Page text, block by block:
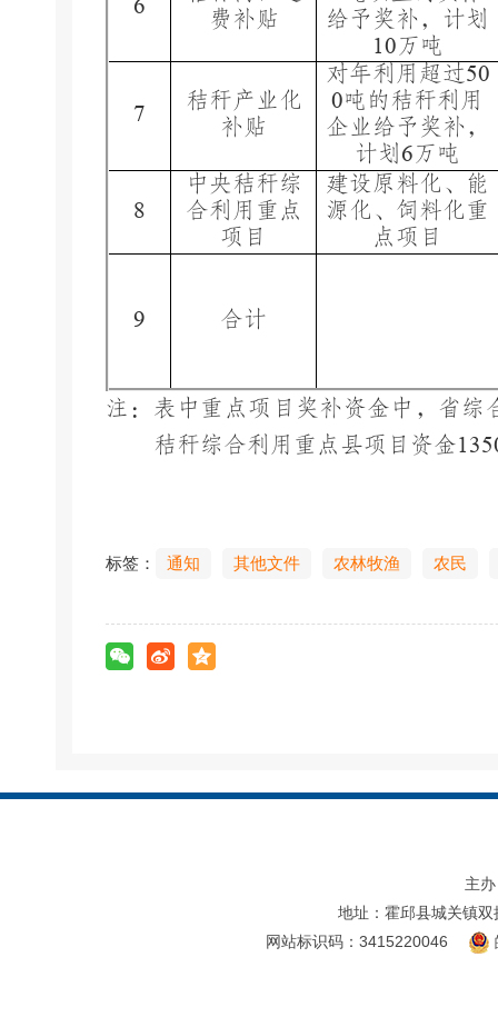
6
费补贴
给予奖补，计划
10万吨
7
秸秆产业化
补贴
对年利用超过50
0吨的秸秆利用
企业给予奖补，
计划6万吨
8
中央秸秆综
合利用 重点
项目
建设原料化、能
源化、饲料化重
点项目
9 合计
注：表中重点项目奖补 资金中，省综
秸秆综合利用重点县项目资金
标签： 通知 其他文件 农林牧渔 农民
主
地址：霍邱县城关镇双
网站标识码：3415220046